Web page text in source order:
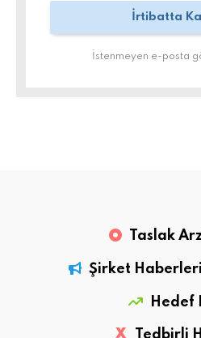
İstenmeyen e-posta
Taslak
Şirket
Hedef
X Tedbirli